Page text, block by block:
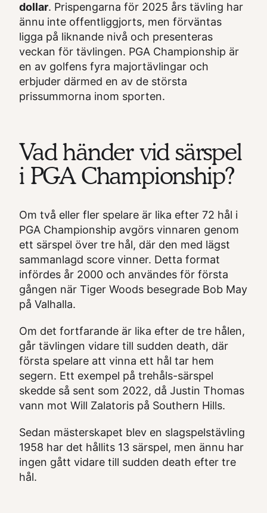
dollar. Prispengarna för 2025 års tävling har
ännu inte offentliggjorts, men förväntas
ligga på liknande nivå och presenteras
veckan för tävlingen. PGA Championship är
en av golfens fyra majortävlingar och
erbjuder därmed en av de största
prissummorna inom sporten.
Vad händer vid särspel
i PGA Championship?
Om två eller fler spelare är lika efter 72 hål i
PGA Championship avgörs vinnaren genom
ett särspel över tre hål, där den med lägst
sammanlagd score vinner. Detta format
infördes år 2000 och användes för första
gången när Tiger Woods besegrade Bob May
på Valhalla.
Om det fortfarande är lika efter de tre hålen,
går tävlingen vidare till sudden death, där
första spelare att vinna ett hål tar hem
segern. Ett exempel på trehåls-särspel
skedde så sent som 2022, då Justin Thomas
vann mot Will Zalatoris på Southern Hills.
Sedan mästerskapet blev en slagspelstävling
1958 har det hållits 13 särspel, men ännu har
ingen gått vidare till sudden death efter tre
hål.